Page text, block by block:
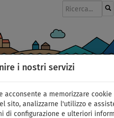
i nostri servizi
acconsente a memorizzare
sito, analizzarne l'utilizzo e
di configurazione e ulteriori